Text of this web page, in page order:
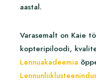
aastal.
Varasemalt on Kaie
kopteripiloodi,
Lennuakadeemia